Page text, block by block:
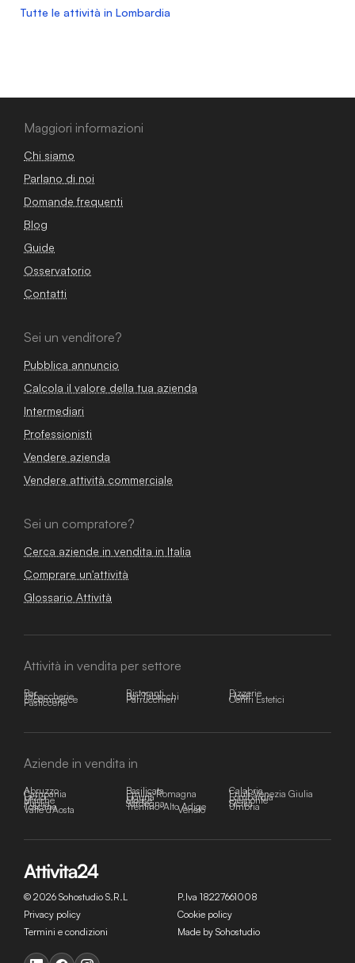
Tutte le attività in Lombardia
Maggiori informazioni
Chi siamo
Parlano di noi
Domande frequenti
Blog
Guide
Osservatorio
Contatti
Sei un venditore?
Pubblica annuncio
Calcola il valore della tua azienda
Intermediari
Professionisti
Vendere azienda
Vendere attività commerciale
Sei un compratore?
Cerca aziende in vendita in Italia
Comprare un'attività
Glossario Attività
Attività in vendita per settore
Bar Ristoranti Pizzerie
Tabaccherie Bar Tabacchi Hotel
E-commerce Parrucchieri Centri Estetici
Pasticcerie
Aziende in vendita in
Abruzzo Basilicata Calabria
Campania Emilia-Romagna Friuli-Venezia Giulia
Lazio Liguria Lombardia
Marche Molise Piemonte
Puglia Sardegna Sicilia
Toscana Trentino-Alto Adige Umbria
Valle d'Aosta Veneto
© 2026 Sohostudio S.R.L
P.Iva 18227661008
Privacy policy
Cookie policy
Termini e condizioni
Made by Sohostudio